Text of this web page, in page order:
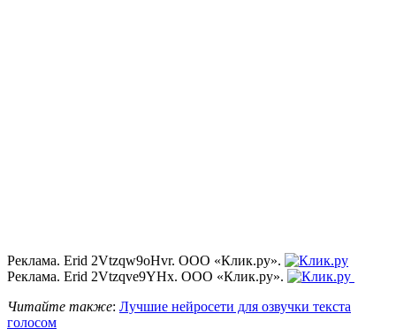
Реклама. Erid 2Vtzqw9oHvr. ООО «Клик.ру».
Реклама. Erid 2Vtzqve9YHx. ООО «Клик.ру».
Читайте также: Лучшие нейросети для озвучки текста
голосом